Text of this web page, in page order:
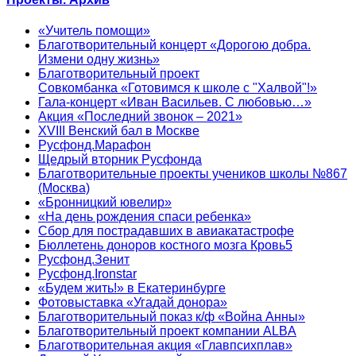
«Учитель помощи»
Благотворительный концерт «Дорогою добра.
Измени одну жизнь»
Благотворительный проект
Совкомбанка «Готовимся к школе с "Халвой"!»
Гала-концерт «Иван Васильев. С любовью…»
Акция «Последний звонок – 2021»
XVIII Венский бал в Москве
Русфонд.Марафон
Щедрый вторник Русфонда
Благотворительные проекты учеников школы №867
(Москва)
«Бронницкий ювелир»
«На день рождения спаси ребенка»
Сбор для пострадавших в авиакатастрофе
Бюллетень доноров костного мозга Кровь5
Русфонд.Зенит
Русфонд.Ironstar
«Будем жить!» в Екатеринбурге
Фотовыставка «Угадай донора»
Благотворительный показ к/ф «Война Анны»
Благотворительный проект компании ALBA
Благотворительная акция «Главпсихплав»